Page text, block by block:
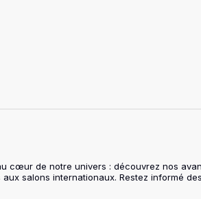
cœur de notre univers : découvrez nos
salons internationaux. Restez informé